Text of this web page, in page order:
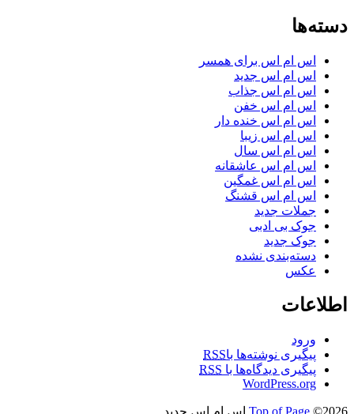
دسته‌ها
اس ام اس برای همسر
اس ام اس جدید
اس ام اس جذاب
اس ام اس خفن
اس ام اس خنده دار
اس ام اس زیبا
اس ام اس سال
اس ام اس عاشقانه
اس ام اس غمگین
اس ام اس قشنگ
جملات جدید
جوک بی ادبی
جوک جدید
دسته‌بندی نشده
عکس
اطلاعات
ورود
پیگیری نوشته‌ها باRSS
پیگیری دیدگاه‌ها با RSS
WordPress.org
Top of Page ©2026 اس ام اس جدید